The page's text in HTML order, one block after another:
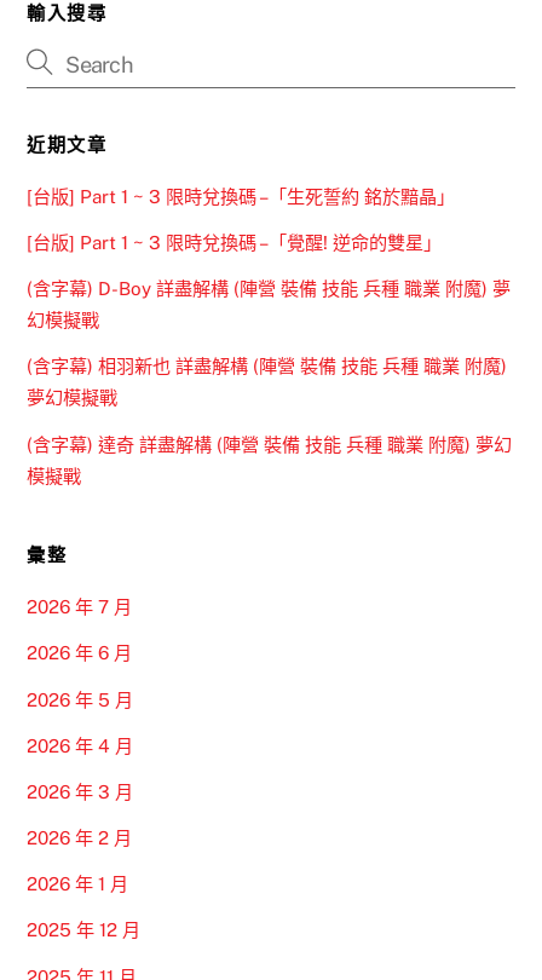
輸入搜尋
近期文章
[台版] Part 1 ~ 3 限時兌換碼 –「生死誓約 銘於黯晶」
[台版] Part 1 ~ 3 限時兌換碼 –「覺醒! 逆命的雙星」
(含字幕) D-Boy 詳盡解構 (陣營 裝備 技能 兵種 職業 附魔) 夢
幻模擬戰
(含字幕) 相羽新也 詳盡解構 (陣營 裝備 技能 兵種 職業 附魔)
夢幻模擬戰
(含字幕) 達奇 詳盡解構 (陣營 裝備 技能 兵種 職業 附魔) 夢幻
模擬戰
彙整
2026 年 7 月
2026 年 6 月
2026 年 5 月
2026 年 4 月
2026 年 3 月
2026 年 2 月
2026 年 1 月
2025 年 12 月